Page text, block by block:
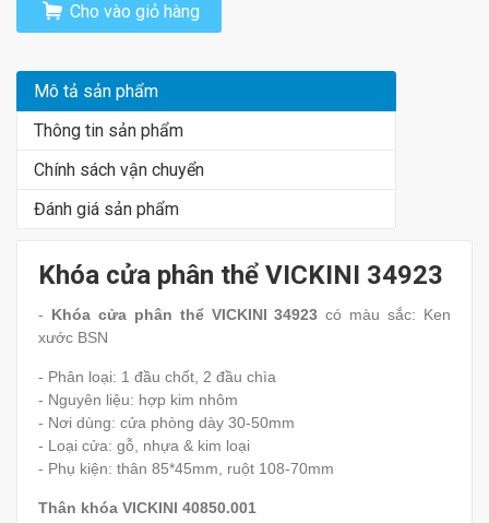
Cho vào giỏ hàng
Mô tả sản phẩm
Thông tin sản phẩm
Chính sách vận chuyển
Đánh giá sản phẩm
Khóa cửa phân thể VICKINI 34923
- Khóa cửa phân thể VICKINI 34923có màu sắc: Ken
xước BSN
- Phân loại: 1 đầu chốt, 2 đầu chìa
- Nguyên liệu: hợp kim nhôm
- Nơi dùng: cửa phòng dày 30-50mm
- Loại cửa: gỗ, nhựa & kim loại
- Phụ kiện: thân 85*45mm, ruột 108-70mm
Thân khóa VICKINI 40850.001